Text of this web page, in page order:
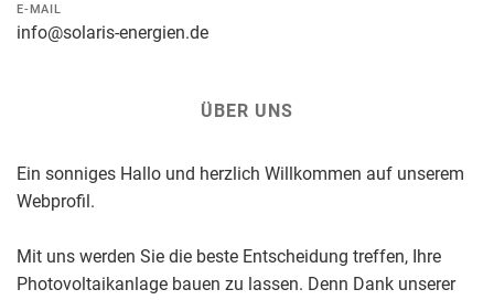
E-MAIL
info@solaris-energien.de
ÜBER UNS
Ein sonniges Hallo und herzlich Willkommen auf unserem
Webprofil.
Mit uns werden Sie die beste Entscheidung treffen, Ihre
Photovoltaikanlage bauen zu lassen. Denn Dank unserer